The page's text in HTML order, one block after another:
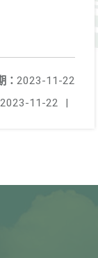
： 2023-11-22
2023-11-22 |